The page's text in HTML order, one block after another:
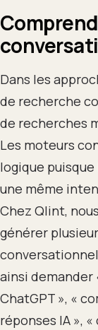
Dans les
de recherche
de recherches
Les moteurs
logique
une même
Chez Qlint,
générer
ainsi demander
ChatGPT », «
réponses IA »,